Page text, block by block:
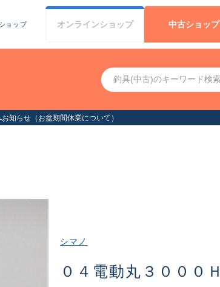
ョップ オンラインショップ 中古ショップ
知らせ（お盆期間休業について）
シマノ
０４電動丸３０００Ｈ